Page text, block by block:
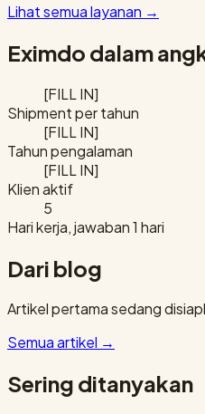
Lihat semua layanan →
Eximdo dalam
[FILL IN]
Shipment per tahun
[FILL IN]
Tahun pengalaman
[FILL IN]
Klien aktif
5
Hari kerja, jawaban 1 hari
Dari blog
Artikel pertama sedang
Semua artikel →
Sering ditanyakan